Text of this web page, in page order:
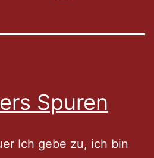
Spuren
Ich gebe zu, ich bin